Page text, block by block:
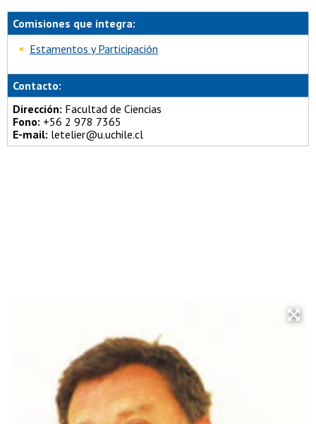
Comisiones que integra:
Estamentos y Participación
Contacto:
Dirección: Facultad de Ciencias
Fono: +56 2 978 7365
E-mail: letelier@u.uchile.cl